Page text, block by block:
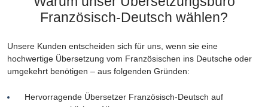
Französisch-Deutsch wählen?
Unsere Kunden entscheiden sich für uns, wenn sie eine
hochwertige Übersetzung vom Französischen ins Deutsche oder
umgekehrt benötigen – aus folgenden Gründen:
Hervorragende Übersetzer Französisch-Deutsch auf